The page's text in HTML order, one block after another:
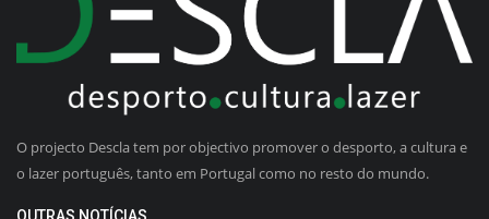
O projecto Descla tem por objectivo promover o desporto, a cultura e
o lazer português, tanto em Portugal como no resto do mundo.
OUTRAS NOTÍCIAS